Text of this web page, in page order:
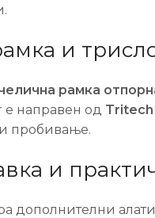
и
рамка
е направен од Tritech
пробивање.
и
дополнителни